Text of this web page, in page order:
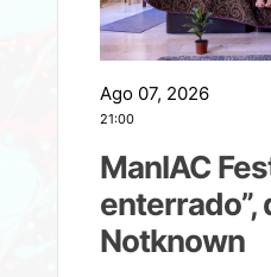
Ago 07, 2026
21:00
ManIAC
enterrado”,
Notknown